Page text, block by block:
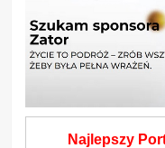
Najlepszy